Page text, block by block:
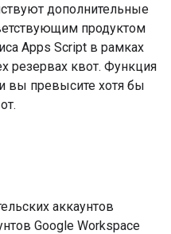
дополнительные
продуктом
Apps Script в рамках
резервах квот. Функция
вы превысите хотя бы
аккаунтов
Google Workspace